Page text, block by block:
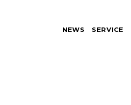
NEWS SERVICE